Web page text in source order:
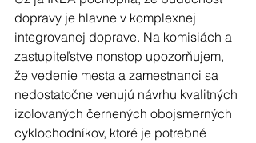
dopravy je hlavne v komplexnej
integrovanej doprave. Na komisiách a
zastupiteľstve nonstop upozorňujem,
že vedenie mesta a zamestnanci sa
nedostatočne venujú návrhu kvalitných
izolovaných černených obojsmerných
cyklochodníkov, ktoré je potrebné